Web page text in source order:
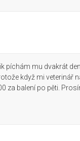
píchám mu dvakrát
když mi veterinář
za balení po pěti.